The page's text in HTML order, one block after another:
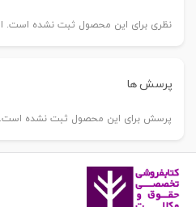
نظری برای این محصول ثبت نشده است.
پرسش ها
پرسش برای این محصول ثبت نشده است.